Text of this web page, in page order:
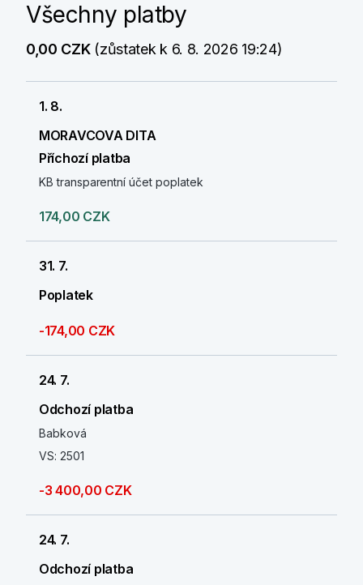
Všechny platby
0,00 CZK(zůstatek k 6. 8. 2026 19:24)
1. 8.
MORAVCOVA DITA
Příchozí platba
KB transparentní účet poplatek
174,00 CZK
31. 7.
Poplatek
-174,00 CZK
24. 7.
Odchozí platba
Babková
VS: 2501
-3 400,00 CZK
24. 7.
Odchozí platba